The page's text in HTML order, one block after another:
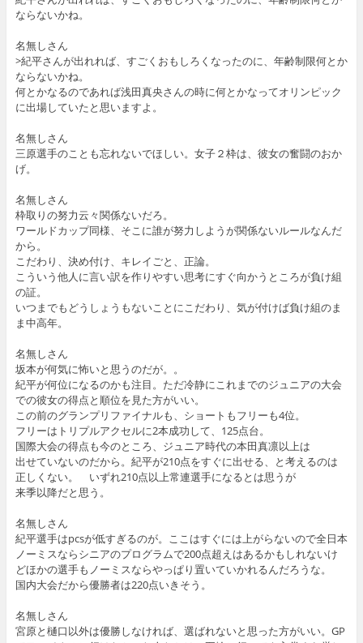
ならないかね。
名無しさん
>紀平さんが出れれば、すごくおもしろくなったのに、年齢制限何とか
ならないかね。
何とかなるのであれば浅田真央さんの時に何とかなってオリンピック
に出場していたと思いますよ。
名無しさん
三原選手のことも忘れないでほしい。女子２枠は、彼女の奮闘のおか
げ。
名無しさん
枠取りの努力云々関係ないだろ。
ワールドカップ同様、そこに誰が努力しようが関係ないルールなんだ
から。
こだわり、決め付け、キレイごと、正論。
こういう他人に言い訳を作りやすい思考にすぐ向かうところが負け組
の証。
いつまでもどうしょうもないことにこだわり、気が付けば負け組のま
ま中高年。
名無しさん
坂本が何気に怖いと思うのだが。。
紀平が何位になるのかも注目。ただ冷静にこれまでのジュニアの大会
での彼女の得点と順位を見た方がいい。
この前のグランプリファイナルも、ショートもフリーも4位。
フリーはトリプルアクセルに2本成功して、125点台。
国際大会の得点も今のところ、ジュニア時代の本田真凛以上は
出せていないのだから。紀平が210点をすぐに出せる、と考えるのは
正しくない。 いずれ210点以上常連選手になるとは思うが
来季以降だと思う。
名無しさん
紀平選手はpcsが低すぎるのが。ここはすぐには上がらないので全日本
ノーミスならシニアのプログラムで200点超えはあるかもしれないけ
どほかの選手もノーミスならやっぱり置いていかれるんだろうな。
国内大会だから優勝者は220点いきそう。
名無しさん
宮原と樋口以外は優勝しなければ、選ばれないと思った方がいい。GP